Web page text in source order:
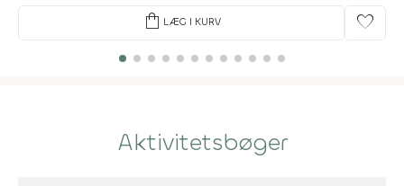
shopping_bag LÆG I KURV favorite
Aktivitetsbøger